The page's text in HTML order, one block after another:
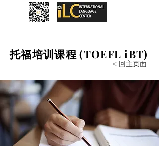
托福​培训课程 (TOEFL iBT)
< 回主页面